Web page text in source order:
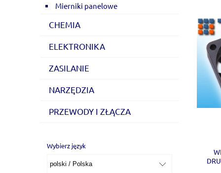
Mierniki panelowe
CHEMIA
ELEKTRONIKA
ZASILANIE
NARZĘDZIA
PRZEWODY I ZŁĄCZA
Wybierz język